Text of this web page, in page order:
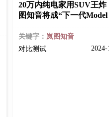
20万内纯电家用SUV王炸
图知音将成“下一代Model
关键字： 岚图知音
对比测试